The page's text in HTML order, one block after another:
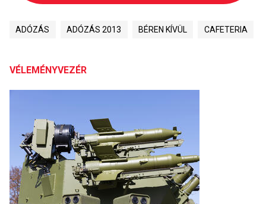
ADÓZÁS ADÓZÁS 2013 BÉREN KÍVÜL CAFETERIA
VÉLEMÉNYVEZÉR